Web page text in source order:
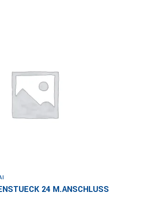
24 M.ANSCHLUSS